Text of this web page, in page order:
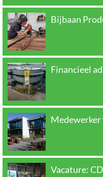
Bijbaan
Financieel
Vacature: